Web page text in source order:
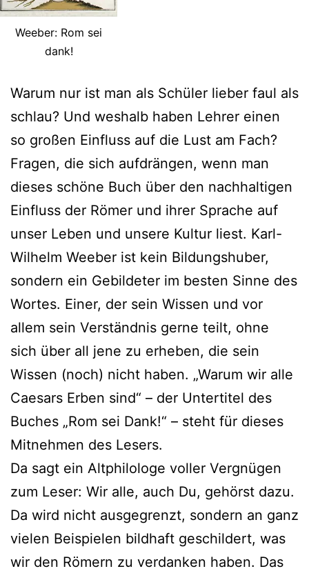
Weeber: Rom sei
dank!
Warum nur ist man als Schüler lieber faul als
schlau? Und weshalb haben Lehrer einen
so großen Einfluss auf die Lust am Fach?
Fragen, die sich aufdrängen, wenn man
dieses schöne Buch über den nachhaltigen
Einfluss der Römer und ihrer Sprache auf
unser Leben und unsere Kultur liest. Karl-
Wilhelm Weeber ist kein Bildungshuber,
sondern ein Gebildeter im besten Sinne des
Wortes. Einer, der sein Wissen und vor
allem sein Verständnis gerne teilt, ohne
sich über all jene zu erheben, die sein
Wissen (noch) nicht haben. „Warum wir alle
Caesars Erben sind“ – der Untertitel des
Buches „Rom sei Dank!“ – steht für dieses
Mitnehmen des Lesers.
Da sagt ein Altphilologe voller Vergnügen
zum Leser: Wir alle, auch Du, gehörst dazu.
Da wird nicht ausgegrenzt, sondern an ganz
vielen Beispielen bildhaft geschildert, was
wir den Römern zu verdanken haben. Das